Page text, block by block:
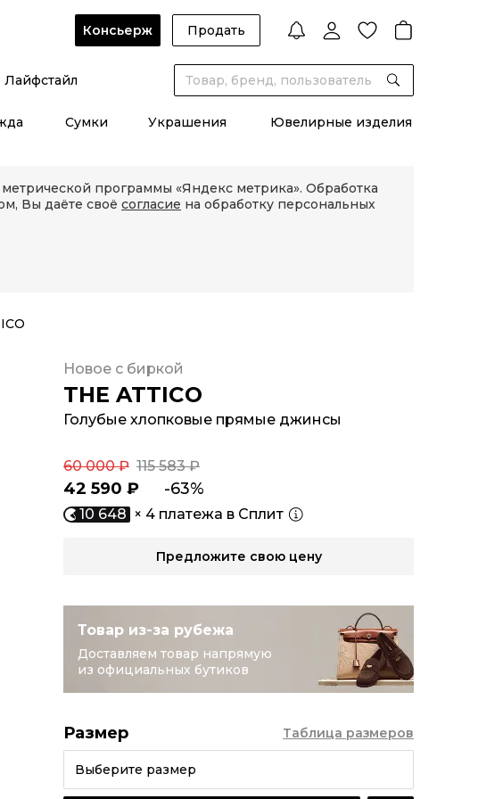
Консьерж Продать
Лайфстайл
Сумки Украшения Ювелирные изделия
программы «Яндекс метрика». Обработка
Вы даёте своё согласие на обработку персональных
THE ATTICO
Голубые хлопковые прямые джинсы
Новое с биркой
42 590 ₽ -63%
60 000 ₽ 115 583 ₽
10 648 × 4 платежа в Сплит
Предложите свою цену
Товар из-за рубежа
Доставляем товар напрямую
из официальных бутиков
Размер
Выберите размер
Таблица размеров